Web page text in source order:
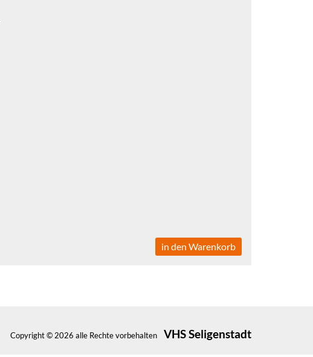
in den Warenkorb
Copyright © 2026 alle Rechte vorbehalten VHS Seligenstadt